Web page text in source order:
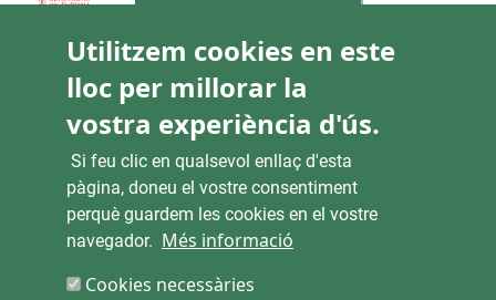
ShareFacebook
Mastodon
Email
Utilitzem cookies en este
lloc per millorar la
vostra experiència d'ús.
Si feu clic en qualsevol enllaç d'esta
pàgina, doneu el vostre consentiment
perquè guardem les cookies en el vostre
navegador. Més informació
Cookies necessàries